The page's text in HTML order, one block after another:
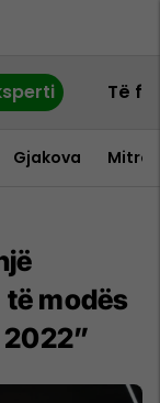
Të
Gjakova
modës